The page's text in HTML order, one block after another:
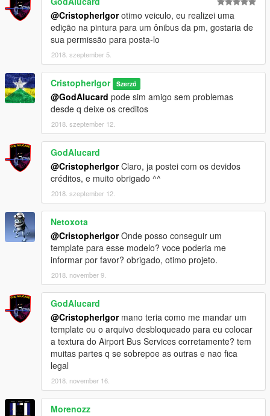
@CristopherIgorotimo veiculo, eu realizei uma
edição na pintura para um ônibus da pm, gostaria de
sua permissão para posta-lo
2018. szeptember 5.
CristopherIgor Szerző
@GodAlucard pode sim amigo sem problemas
desde q deixe os creditos
2018. szeptember 12.
GodAlucard
@CristopherIgorClaro, ja postei com os devidos
créditos, e muito obrigado ^^
2018. szeptember 12.
Netoxota
@CristopherIgorOnde posso conseguir um
template para esse modelo? voce poderia me
informar por favor? obrigado, otimo projeto.
2018. november 9.
GodAlucard
@CristopherIgormano teria como me mandar um
template ou o arquivo desbloqueado para eu colocar
a textura do Airport Bus Services corretamente? tem
muitas partes q se sobrepoe as outras e nao fica
legal
2018. november 16.
Morenozz